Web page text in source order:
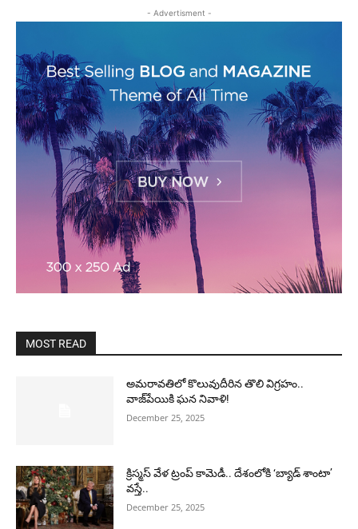
- Advertisment -
MOST READ
అమరావతిలో కొలువుదీరిన తొలి విగ్రహం..
వాజ్‌పేయికి ఘన నివాళి!
December 25, 2025
క్రిస్మస్ వేళ ట్రంప్ కామెడీ.. దేశంలోకి ‘బ్యాడ్ శాంటా’
వస్తే..
December 25, 2025